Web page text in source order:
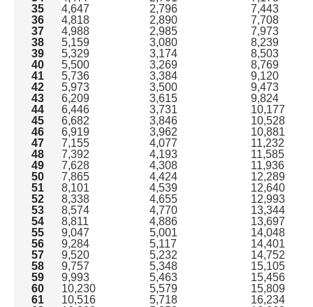
35
4,647 2,796
7,443
36
4,818 2,890
7,708
37
4,988 2,985
7,973
38
5,159 3,080
8,239
39
5,329 3,174
8,503
40
5,500 3,269
8,769
41
5,736 3,384
9,120
42
5,973 3,500
9,473
43
6,209 3,615
9,824
44
6,446 3,731
10,177
45
6,682 3,846
10,528
46
6,919 3,962
10,881
47
7,155 4,077
11,232
48
7,392 4,193
11,585
49
7,628 4,308
11,936
50
7,865 4,424
12,289
51
8,101 4,539
12,640
52
8,338 4,655
12,993
53
8,574 4,770
13,344
54
8,811 4,886
13,697
55
9,047 5,001
14,048
56
9,284 5,117
14,401
57
9,520 5,232
14,752
58
9,757 5,348
15,105
59
9,993 5,463
15,456
60
10,230 5,579
15,809
61
10,516 5,718
16,234